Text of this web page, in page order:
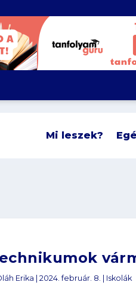
Mi leszek?
Erika 2024. február. 8. Iskolák